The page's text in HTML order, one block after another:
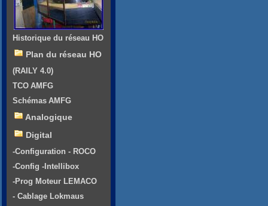
Historique du réseau HO
Plan du réseau HO
(RAILY 4.0)
TCO AMFG
Schémas AMFG
Analogique
Digital
-Configuration - ROCO
-Config -Intellibox
-Prog Moteur LEMACO
- Cablage Lokmaus